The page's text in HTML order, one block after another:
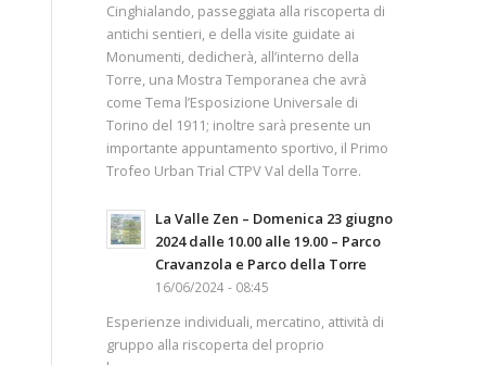
Cinghialando, passeggiata alla riscoperta di
antichi sentieri, e della visite guidate ai
Monumenti, dedicherà, all’interno della
Torre, una Mostra Temporanea che avrà
come Tema l’Esposizione Universale di
Torino del 1911; inoltre sarà presente un
importante appuntamento sportivo, il Primo
Trofeo Urban Trial CTPV Val della Torre.
La Valle Zen – Domenica 23 giugno
2024 dalle 10.00 alle 19.00 – Parco
Cravanzola e Parco della Torre
16/06/2024 - 08:45
Esperienze individuali, mercatino, attività di
gruppo alla riscoperta del proprio